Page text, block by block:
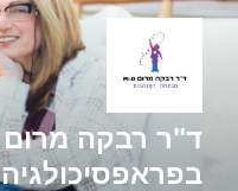
דילוג
בפראפסיכולגיה